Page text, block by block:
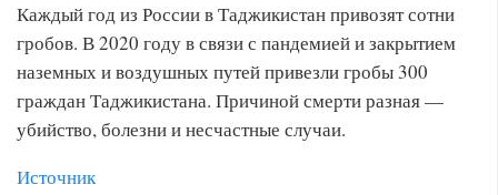
Каждый год из России в Таджикистан привозят сотни
гробов. В 2020 году в связи с пандемией и закрытием
наземных и воздушных путей привезли гробы 300
граждан Таджикистана. Причиной смерти разная —
убийство, болезни и несчастные случаи.
Источник